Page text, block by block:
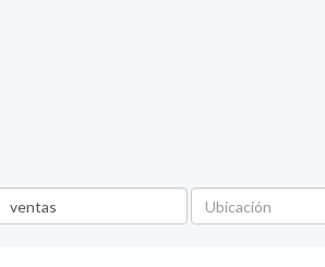
clave
Ubicación